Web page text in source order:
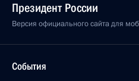
Президент России
Версия официального сайта для
События